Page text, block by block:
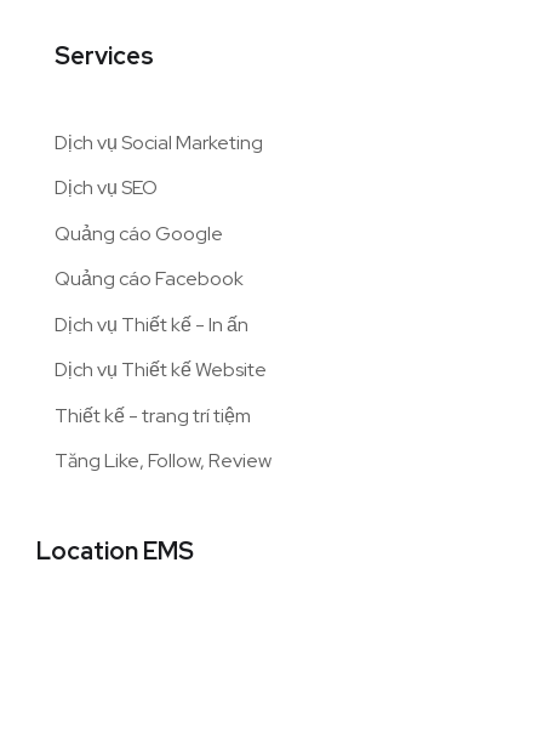
Services
Dịch vụ Social Marketing
Dịch vụ SEO
Quảng cáo Google
Quảng cáo Facebook
Dịch vụ Thiết kế - In ấn
Dịch vụ Thiết kế Website
Thiết kế - trang trí tiệm
Tăng Like, Follow, Review
Location EMS